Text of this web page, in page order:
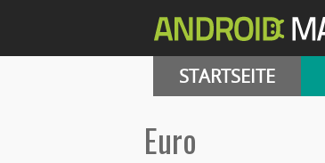
STARTSEITE
Euro